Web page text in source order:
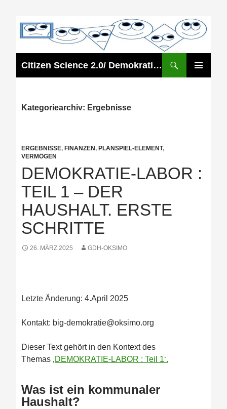
Zum
Inhalt
Citizen Science 2.0/ Demokratie 2.0
Kategoriearchiv: Ergebnisse
ERGEBNISSE, FINANZEN , PLANSPIEL-ELEMENT,
VERMÖGEN
DEMOKRATIE-LABOR :
TEIL 1 – DER
HAUSHALT. ERSTE
SCHRITTE
26. MÄRZ 2025 GDH-OKSIMO
Letzte Änderung: 4.April 2025
Kontakt: big-demokratie@oksimo.org
Dieser Text gehört in den Kontext des
Themas ‚DEMOKRATIE-LABOR : Teil 1‘.
Was ist ein kommunaler
Haushalt?